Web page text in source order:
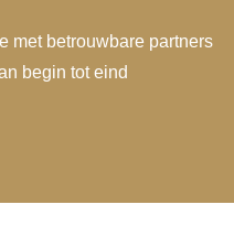
met betrouwbare partners
begin tot eind